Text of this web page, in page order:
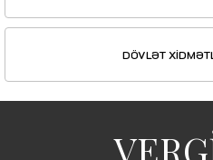
DÖVLƏT